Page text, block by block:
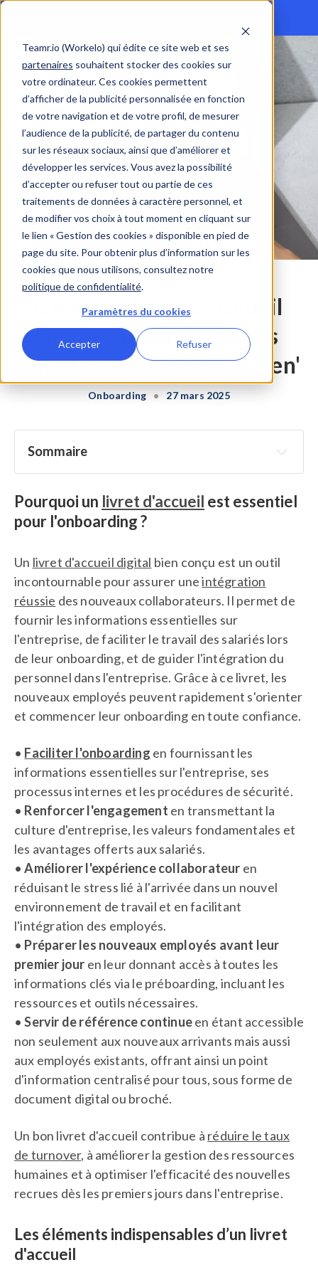
Teamr.io (Workelo) qui édite ce site web et ses
partenaires souhaitent stocker des cookies sur
votre ordinateur. Ces cookies permettent
d’afficher de la publicité personnalisée en fonction
de votre navigation et de votre profil, de mesurer
l’audience de la publicité, de partager du contenu
sur les réseaux sociaux, ainsi que d’améliorer et
développer les services. Vous avez la possibilité
d’accepter ou refuser tout ou partie de ces
traitements de données à caractère personnel, et
de modifier vos choix à tout moment en cliquant sur
le lien « Gestion des cookies » disponible en pied de
page du site. Pour obtenir plus d’information sur les
cookies que nous utilisons, consultez notre
politique de confidentialité.
Paramètres du cookies
Accepter Refuser
Créez un livret d'accueil
engageant en quelques
minutes avec Workelo Gen'
Onboarding • 27 mars 2025
Sommaire
Pourquoi un livret d'accueil est essentiel pour
Les éléments indispensables d’un livret d'accueil
quelques clics
Vous avez déjà un livret d'accueil ? Voici comment
l’optimiser
Passez à l’action avec le livret d’accueil Workelo
Gen’
Pourquoi un livret d'accueil est essentiel
pour l'onboarding ?
Un livret d'accueil digital bien conçu est un outil
incontournable pour assurer uneintégration
réussie des nouveaux collaborateurs. Il permet de
fournir les informations essentielles sur
l'entreprise, de faciliter le travail des salariés lors
de leur onboarding, et de guider l'intégration du
personnel dans l'entreprise. Grâce à ce livret, les
nouveaux employés peuvent rapidement s'orienter
et commencer leur onboarding en toute confiance.
• Faciliter l'onboarding en fournissant les
informations essentielles sur l'entreprise, ses
processus internes et les procédures de sécurité.
• Renforcer l'engagement en transmettant la
culture d'entreprise, les valeurs fondamentales et
les avantages offerts aux salariés.
•Améliorer l'expérience collaborateur en
réduisant le stress lié à l'arrivée dans un nouvel
environnement de travail et en facilitant
l'intégration des employés.
• Préparer les nouveaux employés avant leur
premier jour en leur donnant accès à toutes les
informations clés via le préboarding, incluant les
ressources et outils nécessaires.
•Servir de référence continueen étant accessible
non seulement aux nouveaux arrivants mais aussi
aux employés existants, offrant ainsi un point
d'information centralisé pour tous, sous forme de
document digital ou broché.
Un bon livret d'accueil contribue à réduire le taux
de turnover, à améliorer la gestion des ressources
humaines et à optimiser l'efficacité des nouvelles
recrues dès les premiers jours dans l'entreprise.
Les éléments indispensables d’un livret
d'accueil